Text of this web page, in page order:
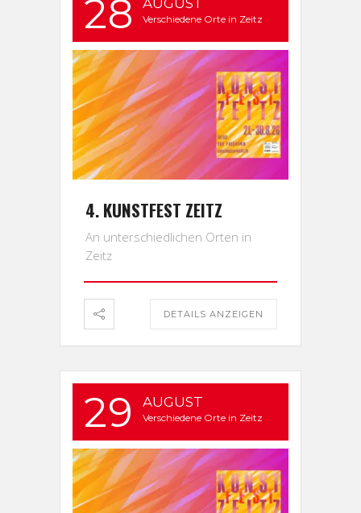
28 AUGUST
Verschiedene Orte in Zeitz
4. KUNSTFEST ZEITZ
An unterschiedlichen Orten in
Zeitz
DETAILS ANZEIGEN
29 AUGUST
Verschiedene Orte in Zeitz